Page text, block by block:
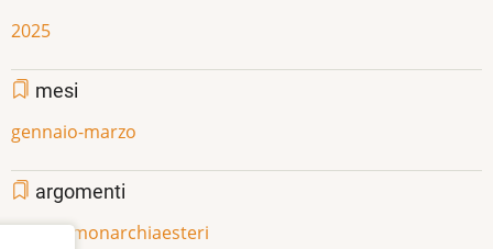
2025
mesi
gennaio-marzo
argomenti
politicamonarchiaesteri